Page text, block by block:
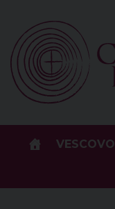
content
VESCOVO